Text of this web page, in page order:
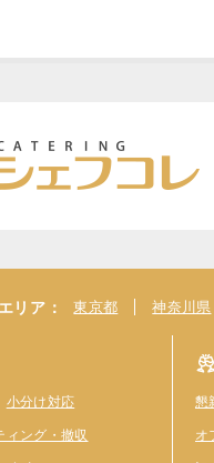
リア： 東京都 神奈川県
小分け対応
ィング・撤収
懇
オ